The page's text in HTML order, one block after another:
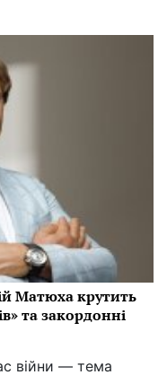
Матюха крутить
та закордонні
війни — тема